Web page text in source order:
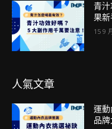
青
果新
15 9
人氣文章
運
品牌